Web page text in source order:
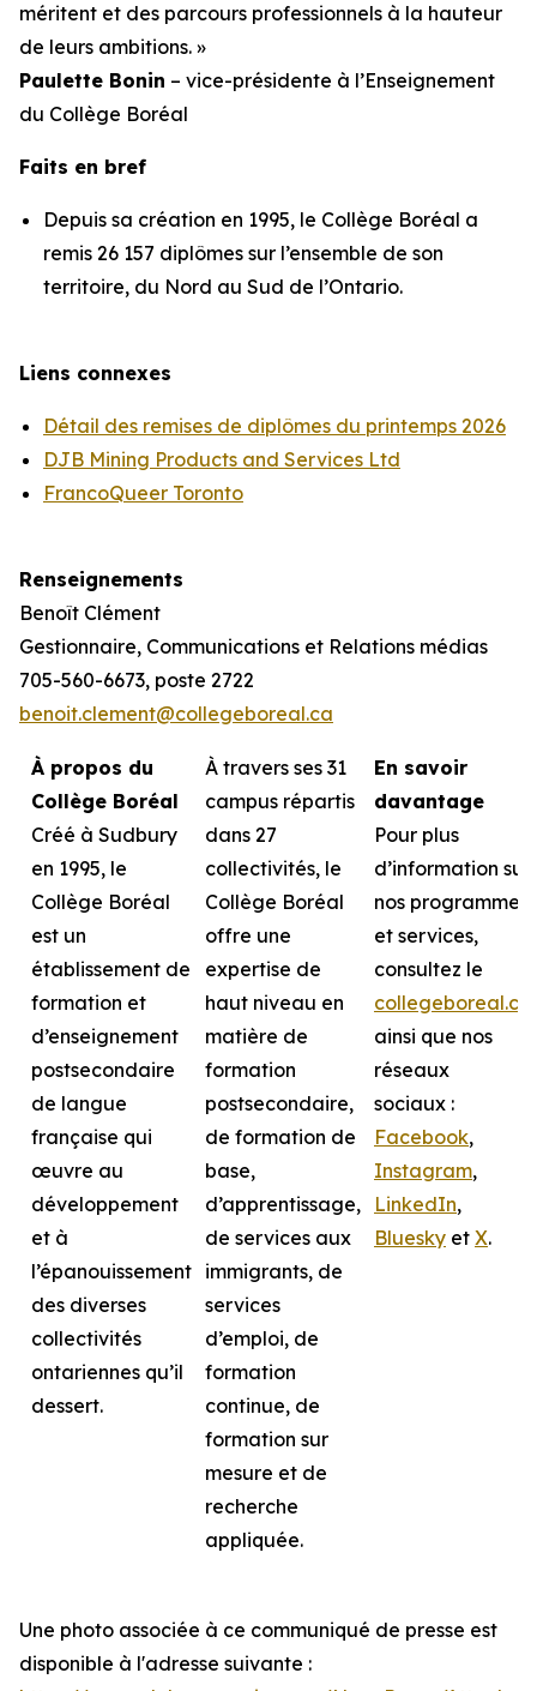
méritent et des parcours professionnels à la hauteur
de leurs ambitions. »
Paulette Bonin – vice-présidente à l’Enseignement
du Collège Boréal
Faits en bref
Depuis sa création en 1995, le Collège Boréal a
remis 26 157 diplômes sur l’ensemble de son
territoire, du Nord au Sud de l’Ontario.
Liens connexes
Détail des remises de diplômes du printemps 2026
DJB Mining Products and Services Ltd
FrancoQueer Toronto
Renseignements
Benoît Clément
Gestionnaire, Communications et Relations médias
705-560-6673, poste 2722
benoit.clement@collegeboreal.ca
À propos du
Collège Boréal
Créé à Sudbury
en 1995, le
Collège Boréal
est un
établissement de
formation et
d’enseignement
postsecondaire
de langue
française qui
œuvre au
développement
et à
l’épanouissement
des diverses
collectivités
ontariennes qu’il
dessert.
À travers ses 31
campus répartis
dans 27
collectivités, le
Collège Boréal
offre une
expertise de
haut niveau en
matière de
formation
postsecondaire,
de formation de
base,
d’apprentissage,
de services aux
immigrants, de
services
d’emploi, de
formation
continue, de
formation sur
mesure et de
recherche
appliquée.
En savoir
davantage
Pour plus
d’information sur
nos programmes
et services,
consultez le
collegeboreal.ca
ainsi que nos
réseaux
sociaux :
Facebook,
Instagram,
LinkedIn,
Bluesky et X.
Une photo associée à ce communiqué de presse est
disponible à l'adresse suivante :